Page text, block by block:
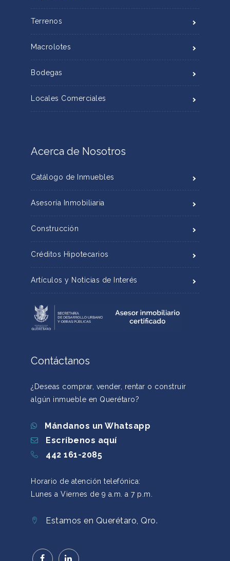
Terrenos
Macrolotes
Bodegas
Locales Comerciales
Acerca de Nosotros
Catálogo de Inmuebles
Asesoría Inmobiliaria
Construcción
Créditos Hipotecarios
Artículos y Noticias de Interés
Contáctanos
¿Deseas comprar, vender, rentar o construir
algún inmueble en Querétaro?
Mándanos un Whatsapp
Escríbenos aquí
442 161-2085
Horario de atención telefónica:
Lunes a Viernes de 9 a.m. a 7 p.m.
Estamos en Querétaro, Qro.